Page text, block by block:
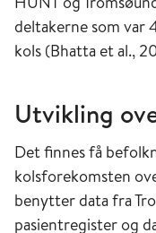
deltakerne som var
kols (Bhatta et al.,
Utvikling
Det finnes få
kolsforekomsten
benytter data fra
pasientregister og